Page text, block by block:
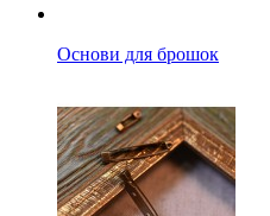
Основи для брошок